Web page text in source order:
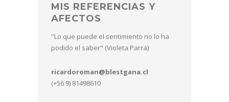
MIS REFERENCIAS Y
AFECTOS
"Lo que puede el sentimiento no lo ha
podido el saber" (Violeta Parra)
ricardoroman@blestgana.cl
(+56 9) 81498610